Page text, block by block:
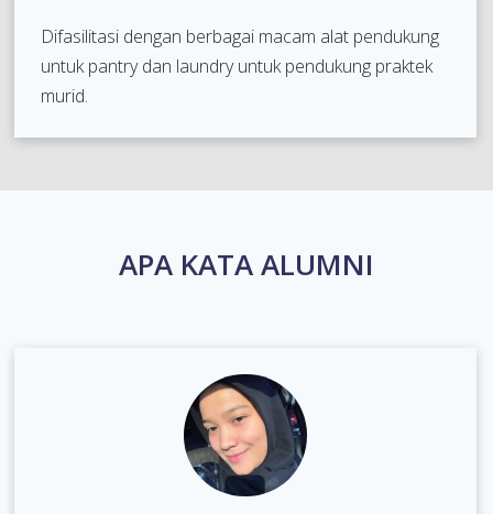
Difasilitasi dengan berbagai macam alat pendukung
untuk pantry dan laundry untuk pendukung praktek
murid.
APA KATA ALUMNI